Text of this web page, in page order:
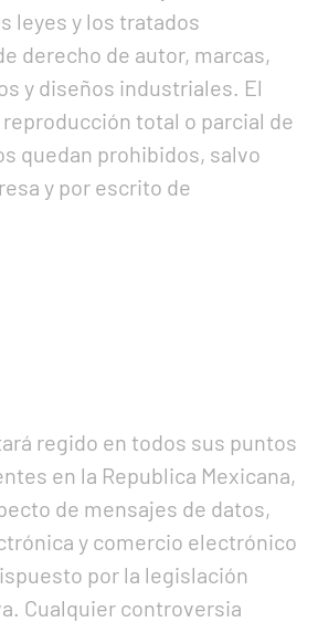
leyes y los tratados
derecho de autor, marcas,
y diseños industriales. El
total o parcial de
quedan prohibidos, salvo
y por escrito de
regido en todos sus puntos
en la Republica Mexicana,
de mensajes de datos,
y comercio electrónico
por la legislación
Cualquier controversia